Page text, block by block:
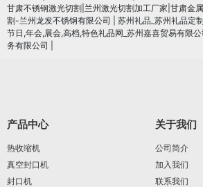
甘肃不锈钢激光切割|兰州激光切割加工厂家|甘肃金
割-兰州龙发不锈钢有限公司
苏州礼品_苏州礼品定
节日,年会,展会,高档,特色礼品网_苏州嘉喜贸易有限公
务有限公司
产品中心
热收缩机
真空封口机
封口机
关于我们
公司简介
加入我们
联系我们